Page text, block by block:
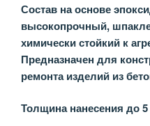
Состав на основе
высокопрочный,
химически стойкий к
Предназначен для
ремонта изделий из
Толщина нанесения до